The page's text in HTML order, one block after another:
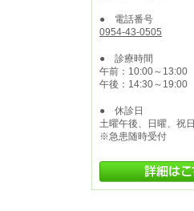
● 電話番号
0954-43-0505
● 診療時間
午前：10:00～13:00
午後：14:30～19:00
● 休診日
土曜午後、日曜、祝日
※急患随時受付